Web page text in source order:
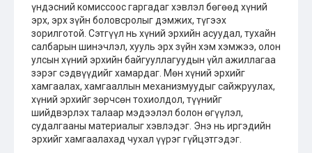
үндэсний комиссоос гаргадаг хэвлэл бөгөөд хүний
эрх, эрх зүйн боловсролыг дэмжих, түгээх
зорилготой. Сэтгүүл нь хүний эрхийн асуудал, тухайн
салбарын шинэчлэл, хууль эрх зүйн хэм хэмжээ, олон
улсын хүний эрхийн байгууллагуудын үйл ажиллагаа
зэрэг сэдвүүдийг хамардаг. Мөн хүний эрхийг
хамгаалах, хамгааллын механизмуудыг сайжруулах,
хүний эрхийг зөрчсөн тохиолдол, түүнийг
шийдвэрлэх талаар мэдээлэл болон өгүүлэл,
судалгааны материалыг хэвлэдэг. Энэ нь иргэдийн
эрхийг хамгаалахад чухал үүрэг гүйцэтгэдэг.